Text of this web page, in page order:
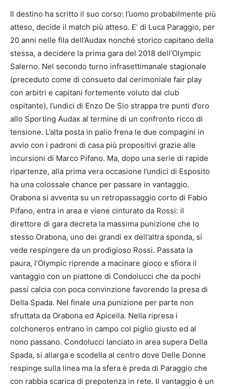
Il destino ha scritto il suo corso: l’uomo probabilmente più
atteso, decide il match più atteso. E’ di Luca Paraggio, per
20 anni nelle fila dell’Audax nonché storico capitano della
stessa, a decidere la prima gara del 2018 dell’Olympic
Salerno. Nel secondo turno infrasettimanale stagionale
(preceduto come di consueto dal cerimoniale fair play
con arbitri e capitani fortemente voluto dal club
ospitante), l’undici di Enzo De Sio strappa tre punti d’oro
allo Sporting Audax al termine di un confronto ricco di
tensione. L’alta posta in palio frena le due compagini in
avvio con i padroni di casa più propositivi grazie alle
incursioni di Marco Pifano. Ma, dopo una serie di rapide
ripartenze, alla prima vera occasione l’undici di Esposito
ha una colossale chance per passare in vantaggio.
Orabona si avventa su un retropassaggio corto di Fabio
Pifano, entra in area e viene cinturato da Rossi: il
direttore di gara decreta la massima punizione che lo
stesso Orabona, uno dei grandi ex dell’altra sponda, si
vede respingere da un prodigioso Rossi. Passata la
paura, l’Olympic riprende a macinare gioco e sfiora il
vantaggio con un piattone di Condolucci che da pochi
passi calcia con poca convinzione favorendo la presa di
Della Spada. Nel finale una punizione per parte non
sfruttata da Orabona ed Apicella. Nella ripresa i
colchoneros entrano in campo col piglio giusto ed al
nono passano. Condolucci lanciato in area supera Della
Spada, si allarga e scodella al centro dove Delle Donne
respinge sulla linea ma la sfera è preda di Paraggio che
con rabbia scarica di prepotenza in rete. Il vantaggio è un